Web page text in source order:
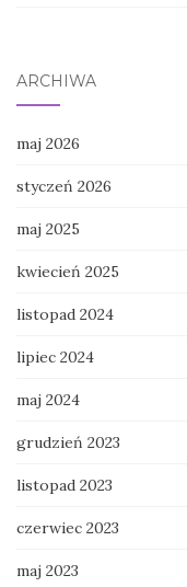
ARCHIWA
maj 2026
styczeń 2026
maj 2025
kwiecień 2025
listopad 2024
lipiec 2024
maj 2024
grudzień 2023
listopad 2023
czerwiec 2023
maj 2023